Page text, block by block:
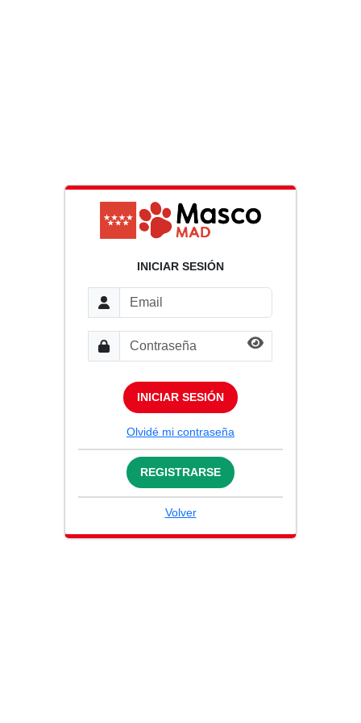
INICIAR SESIÓN
INICIAR SESIÓN
Olvidé mi contraseña
REGISTRARSE
Volver